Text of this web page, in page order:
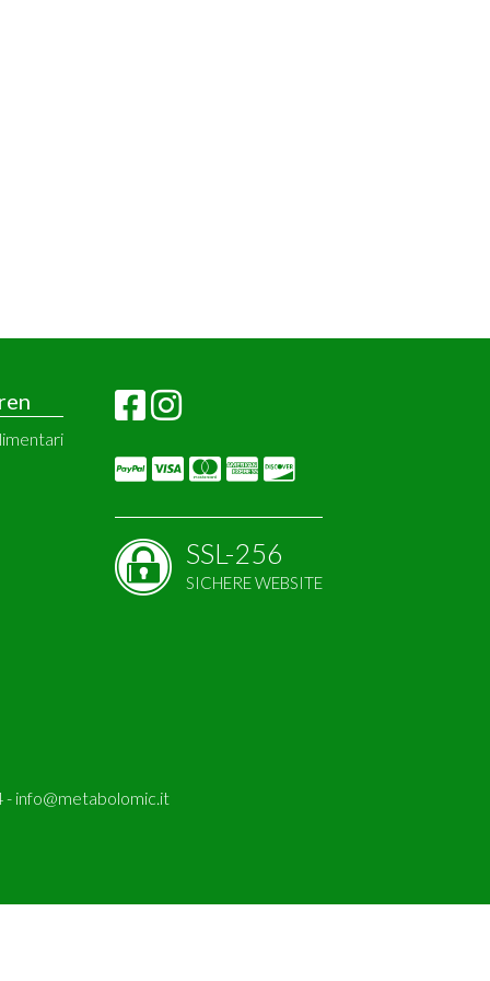
SSL-256
SICHERE WEBSITE
- info@metabolomic.it